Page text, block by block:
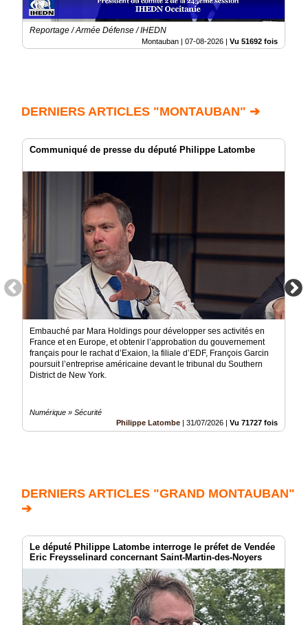
Reportage / Armée Défense / IHEDN
Montauban | 07-08-2026 | Vu 51692 fois
DERNIERS ARTICLES "MONTAUBAN" ➔
Communiqué de presse du député Philippe Latombe
Embauché par Mara Holdings pour développer ses activités en
France et en Europe, et obtenir l’approbation du gouvernement
français pour le rachat d’Exaion, la filiale d’EDF, François Garcin
poursuit l’entreprise américaine devant le tribunal du Southern
District de New York.
Numérique » Sécurité
Philippe Latombe
31/07/2026 Vu 71727 fois
DERNIERS ARTICLES "GRAND MONTAUBAN"
➔
Le député Philippe Latombe interroge le préfet de Vendée
Eric Freysselinard concernant Saint-Martin-des-Noyers